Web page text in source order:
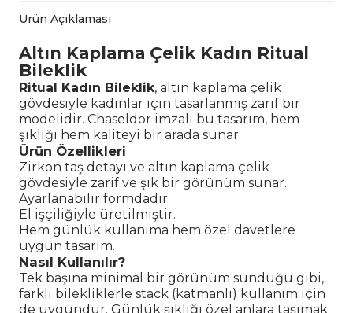
Ürün Açıklaması
Altın Kaplama Çelik Kadın Ritual
Bileklik
Ritual Kadın Bileklik, altın kaplama çelik
gövdesiyle kadınlar için tasarlanmış zarif bir
modelidir. Chaseldor imzalı bu tasarım, hem
şıklığı hem kaliteyi bir arada sunar.
Ürün Özellikleri
Zirkon taş detayı ve altın kaplama çelik
gövdesiyle zarif ve şık bir görünüm sunar.
Ayarlanabilir formdadır.
El işçiliğiyle üretilmiştir.
Hem günlük kullanıma hem özel davetlere
uygun tasarım.
Nasıl Kullanılır?
Tek başına minimal bir görünüm sunduğu gibi,
farklı bilekliklerle stack (katmanlı) kullanım için
de uygundur. Günlük şıklığı özel anlara taşımak